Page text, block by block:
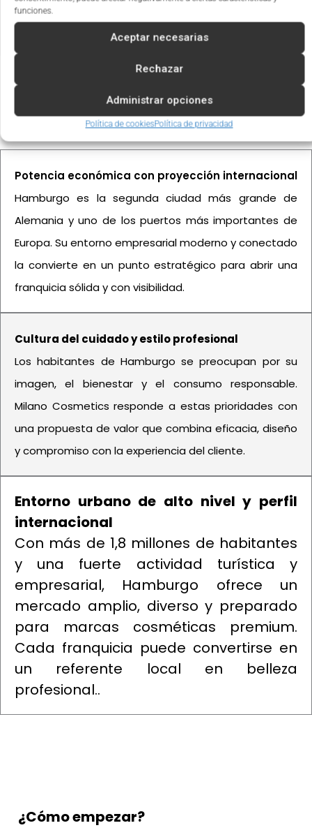
funciones.
Aceptar necesarias
Rechazar
Administrar opciones
Política de cookiesPolítica de privacidad
son diferenciales.
Ventajas de invertir en Hamburgo
Potencia económica con proyección internacional
Hamburgo es la segunda ciudad más grande de
Alemania y uno de los puertos más importantes de
Europa. Su entorno empresarial moderno y conectado
la convierte en un punto estratégico para abrir una
franquicia sólida y con visibilidad.
Cultura del cuidado y estilo profesional
Los habitantes de Hamburgo se preocupan por su
imagen, el bienestar y el consumo responsable.
Milano Cosmetics responde a estas prioridades con
una propuesta de valor que combina eficacia, diseño
y compromiso con la experiencia del cliente.
Entorno urbano de alto nivel y perfil
internacional
Con más de 1,8 millones de habitantes
y una fuerte actividad turística y
empresarial, Hamburgo ofrece un
mercado amplio, diverso y preparado
para marcas cosméticas premium.
Cada franquicia puede convertirse en
un referente local en belleza
profesional..
¿Cómo empezar?